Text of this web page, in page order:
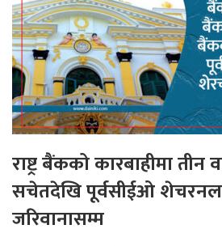
राष्ट्र बैंकको कारबाहीमा
सचेतदेखि पूर्वसीईओ
जरिवानासम्म